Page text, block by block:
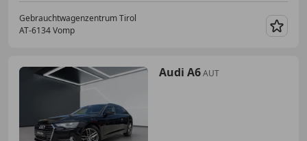
Gebrauchtwagenzentrum Tirol
AT-6134 Vomp
Audi A6AUT